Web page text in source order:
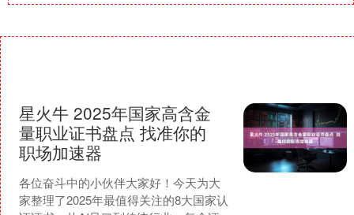
星火牛 2025年国家高含金
量职业证书盘点 找准你的
职场加速器
各位奋斗中的小伙伴大家好！今天为大
家整理了2025年最值得关注的8大国家认